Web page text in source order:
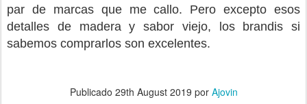
par de marcas que me callo. Pero excepto esos
detalles de madera y sabor viejo, los brandis si
sabemos comprarlos son excelentes.
Publicado 29th August 2019 por Ajovin